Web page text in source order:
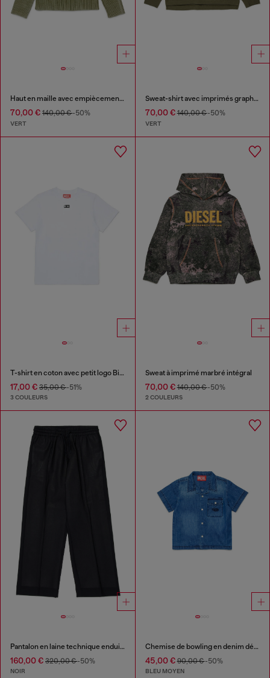
Haut en maille avec empiècements en toile ton sur ton
70,00 € 140,00 €-50%
VERT
Sweat-shirt avec imprimés graphiques et écussons
70,00 €140,00 €-50%
VERT
T-shirt en coton avec petit logo Biscotto
17,00 € 35,00 €-51%
3 COULEURS
Sweat à imprimé marbré intégral
70,00 €140,00 €-50%
2 COULEURS
Pantalon en laine technique enduite
160,00 € 320,00 €-50%
NOIR
Chemise de bowling en denim délavé
45,00 €90,00 €-50%
BLEU MOYEN